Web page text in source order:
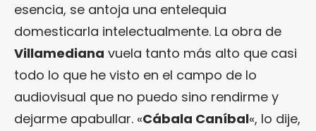
esencia, se antoja una entelequia
domesticarla intelectualmente. La obra de
Villamediana vuela tanto más alto que casi
todo lo que he visto en el campo de lo
audiovisual que no puedo sino rendirme y
dejarme apabullar. «Cábala Caníbal«, lo dije,